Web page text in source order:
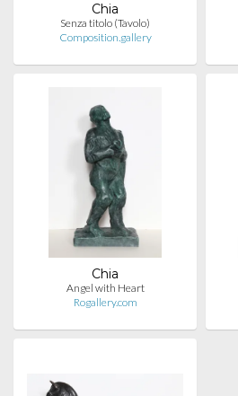
Chia
Senza titolo (Tavolo)
Composition.gallery
Chia
Angel with Heart
Rogallery.com